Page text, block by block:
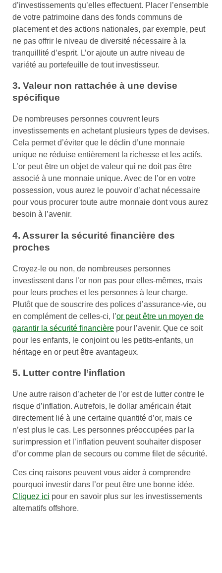
d’investissements qu’elles effectuent. Placer l’ensemble
de votre patrimoine dans des fonds communs de
placement et des actions nationales, par exemple, peut
ne pas offrir le niveau de diversité nécessaire à la
tranquillité d’esprit. L’or ajoute un autre niveau de
variété au portefeuille de tout investisseur.
3. Valeur non rattachée à une devise
spécifique
De nombreuses personnes couvrent leurs
investissements en achetant plusieurs types de devises.
Cela permet d’éviter que le déclin d’une monnaie
unique ne réduise entièrement la richesse et les actifs.
L’or peut être un objet de valeur qui ne doit pas être
associé à une monnaie unique. Avec de l’or en votre
possession, vous aurez le pouvoir d’achat nécessaire
pour vous procurer toute autre monnaie dont vous aurez
besoin à l’avenir.
4. Assurer la sécurité financière des
proches
Croyez-le ou non, de nombreuses personnes
investissent dans l’or non pas pour elles-mêmes, mais
pour leurs proches et les personnes à leur charge.
Plutôt que de souscrire des polices d’assurance-vie, ou
en complément de celles-ci, l’or peut être un moyen de
garantir la sécurité financière pour l’avenir. Que ce soit
pour les enfants, le conjoint ou les petits-enfants, un
héritage en or peut être avantageux.
5. Lutter contre l’inflation
Une autre raison d’acheter de l’or est de lutter contre le
risque d’inflation. Autrefois, le dollar américain était
directement lié à une certaine quantité d’or, mais ce
n’est plus le cas. Les personnes préoccupées par la
surimpression et l’inflation peuvent souhaiter disposer
d’or comme plan de secours ou comme filet de sécurité.
Ces cinq raisons peuvent vous aider à comprendre
pourquoi investir dans l’or peut être une bonne idée.
Cliquez ici pour en savoir plus sur les investissements
alternatifs offshore.